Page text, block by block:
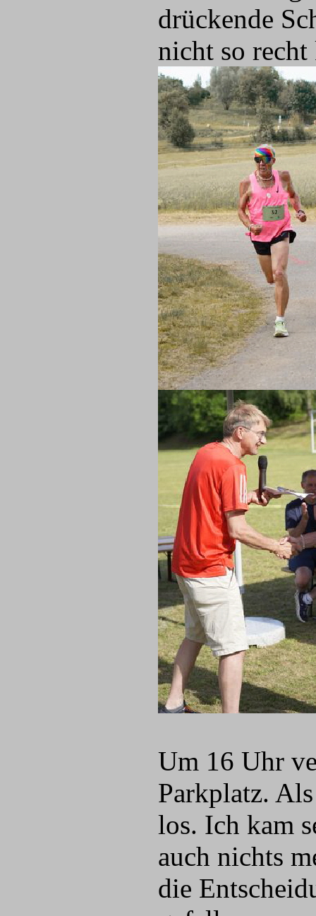
drückende
nicht so recht
Um 16 Uhr
Parkplatz.
los. Ich kam
auch nichts
die